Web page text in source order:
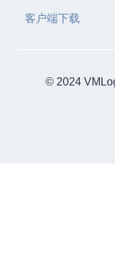
客户端下载
© 2024